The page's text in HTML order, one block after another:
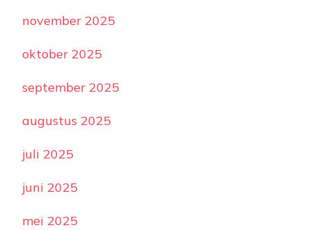
november 2025
oktober 2025
september 2025
augustus 2025
juli 2025
juni 2025
mei 2025